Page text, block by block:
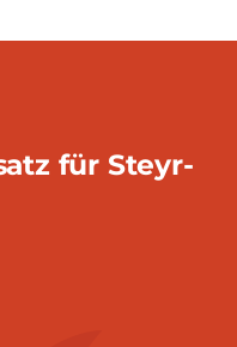
für Steyr-